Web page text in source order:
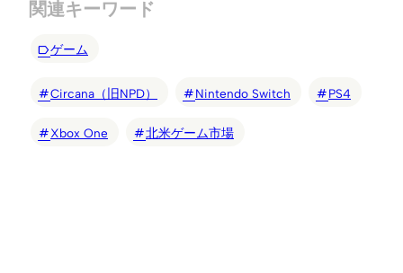
関連キーワード
ゲーム
Circana（旧NPD） Nintendo Switch PS4
Xbox One 北米ゲーム市場